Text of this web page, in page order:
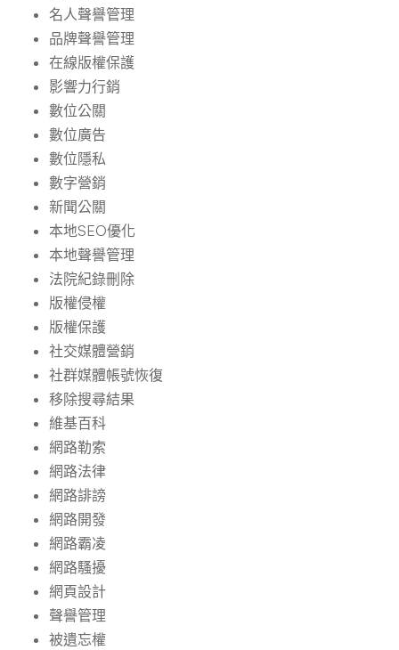
名人聲譽管理
品牌聲譽管理
在線版權保護
影響力行銷
數位公關
數位廣告
數位隱私
數字營銷
新聞公關
本地SEO優化
本地聲譽管理
法院紀錄刪除
版權侵權
版權保護
社交媒體營銷
社群媒體帳號恢復
移除搜尋結果
維基百科
網路勒索
網路法律
網路誹謗
網路開發
網路霸凌
網路騷擾
網頁設計
聲譽管理
被遺忘權